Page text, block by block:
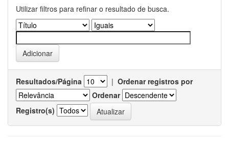
Utilizar filtros para refinar o resultado de busca.
Resultados/Página | Ordenar registros por
Ordenar
Registro(s)